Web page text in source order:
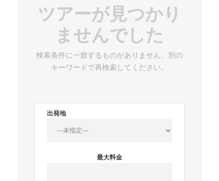
ツアーが見つかり
ませんでした
検索条件に一致するものがありません。別の
キーワードで再検索してください。
出発地
最大料金